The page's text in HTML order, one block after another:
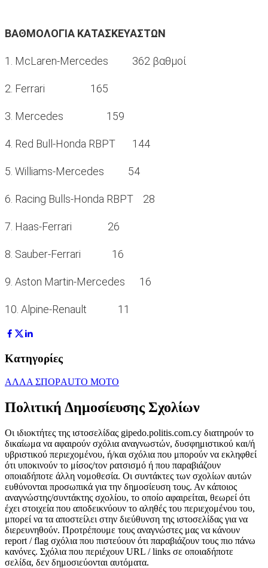
ΒΑΘΜΟΛΟΓΙΑ ΚΑΤΑΣΚΕΥΑΣΤΩΝ
1. McLaren-Mercedes 362 βαθμοί
2. Ferrari 165
3. Mercedes 159
4. Red Bull-Honda RBPT 144
5. Williams-Mercedes 54
6. Racing Bulls-Honda RBPT 28
7. Haas-Ferrari 26
8. Sauber-Ferrari 16
9. Aston Martin-Mercedes 16
10. Alpine-Renault 11
Κατηγορίες
ΑΛΛΑ ΣΠΟΡAUTO MOTO
Πολιτική Δημοσίευσης Σχολίων
Οι ιδιοκτήτες της ιστοσελίδας gipedo.politis.com.cy διατηρούν το
δικαίωμα να αφαιρούν σχόλια αναγνωστών, δυσφημιστικού και/ή
υβριστικού περιεχομένου, ή/και σχόλια που μπορούν να εκληφθεί
ότι υποκινούν το μίσος/τον ρατσισμό ή που παραβιάζουν
οποιαδήποτε άλλη νομοθεσία. Οι συντάκτες των σχολίων αυτών
ευθύνονται προσωπικά για την δημοσίευση τους. Αν κάποιος
αναγνώστης/συντάκτης σχολίου, το οποίο αφαιρείται, θεωρεί ότι
έχει στοιχεία που αποδεικνύουν το αληθές του περιεχομένου του,
μπορεί να τα αποστείλει στην διεύθυνση της ιστοσελίδας για να
διερευνηθούν. Προτρέπουμε τους αναγνώστες μας να κάνουν
report / flag σχόλια που πιστεύουν ότι παραβιάζουν τους πιο πάνω
κανόνες. Σχόλια που περιέχουν URL / links σε οποιαδήποτε
σελίδα, δεν δημοσιεύονται αυτόματα.